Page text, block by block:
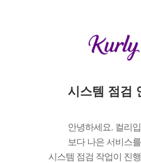
시스템 점검
안녕하세요. 컬리
보다 나은 서비스
시스템 점검 작업이 진